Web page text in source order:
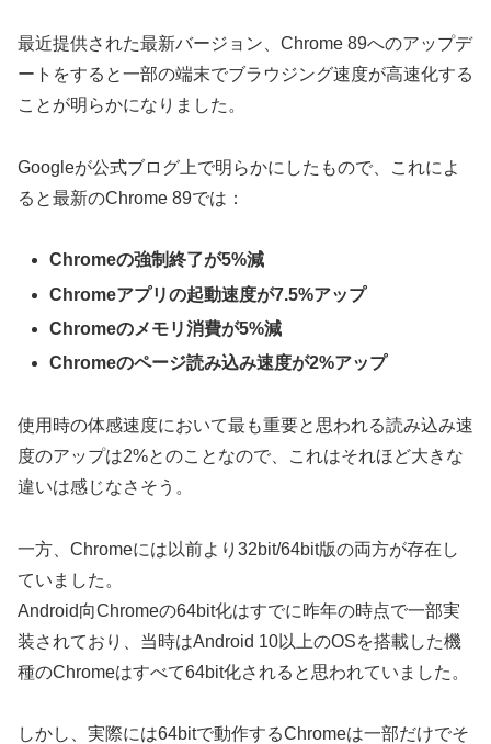
最近提供された最新バージョン、Chrome 89へのアップデ
ートをすると一部の端末でブラウジング速度が高速化する
ことが明らかになりました。
Googleが公式ブログ上で明らかにしたもので、これによ
ると最新のChrome 89では：
Chromeの強制終了が5%減
Chromeアプリの起動速度が7.5%アップ
Chromeのメモリ消費が5%減
Chromeのページ読み込み速度が2%アップ
使用時の体感速度において最も重要と思われる読み込み速
度のアップは2%とのことなので、これはそれほど大きな
違いは感じなさそう。
一方、Chromeには以前より32bit/64bit版の両方が存在し
ていました。
Android向Chromeの64bit化はすでに昨年の時点で一部実
装されており、当時はAndroid 10以上のOSを搭載した機
種のChromeはすべて64bit化されると思われていました。
しかし、実際には64bitで動作するChromeは一部だけでそ